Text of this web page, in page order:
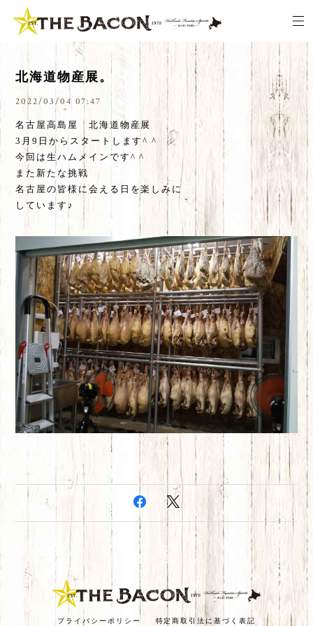
北海道物産展。
2022/03/04 07:47
名古屋高島屋 北海道物産展
3月9日からスタートします^ ^
今回は生ハムメインです^ ^
また新たな挑戦
名古屋の皆様に会える日を楽しみに
しています♪
プライバシーポリシー 特定商取引法に基づく表記